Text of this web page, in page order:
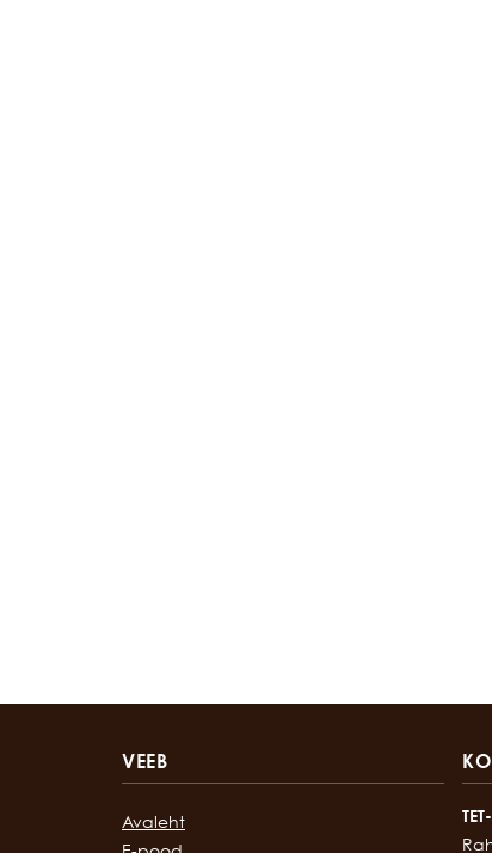
VEEB
Avaleht